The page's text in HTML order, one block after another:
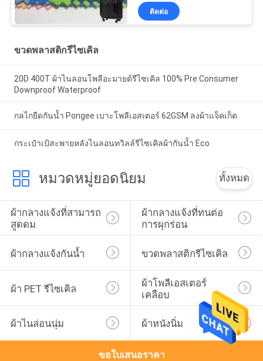
ติดต่อ
ขวดพลาสติกรีไซเคิล
20D 400T ผ้าไนลอนโพลีอะมายด์รีไซเคิล 100% Pre Consumer
Downproof Waterproof
กลไกยืดกันน้ำ Pongee เบาะโพลีเอสเตอร์ 62GSM ลงผ้าแจ็คเก็ต
กระเป๋าเป้สะพายหลังไนลอนทวิลล์รีไซเคิลผ้ากันน้ำ Eco
หมวดหมู่ยอดนิยม ทั้งหมด
ผ้ากลางแจ้งที่สามารถ
สูดดม
ผ้ากลางแจ้งที่ทนต่อ
การผุกร่อน
ผ้ากลางแจ้งกันน้ำ ขวดพลาสติกรีไซเคิล
ผ้า PET รีไซเคิล
ผ้าโพลีเอสเตอร์
เคลือบ
ผ้าไนล่อนนุ่ม ผ้าหนังนิ่ม
ขอใบเสนอราคา